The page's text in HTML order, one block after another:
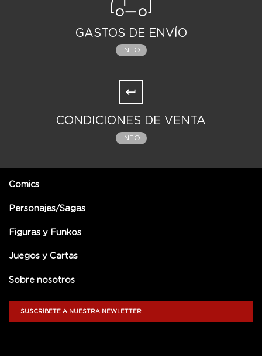
GASTOS DE ENVÍO
INFO
CONDICIONES DE VENTA
INFO
Comics
Personajes/Sagas
Figuras y Funkos
Juegos y Cartas
Sobre nosotros
SUSCRÍBETE A NUESTRA NEWLETTER